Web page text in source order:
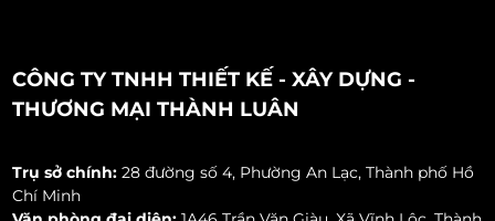
CÔNG TY TNHH THIẾT KẾ - XÂY DỰNG -
THƯƠNG MẠI THÀNH LUÂN
Trụ sở chính: 28 đường số 4, Phường An Lạc, Thành phố Hồ
Chí Minh